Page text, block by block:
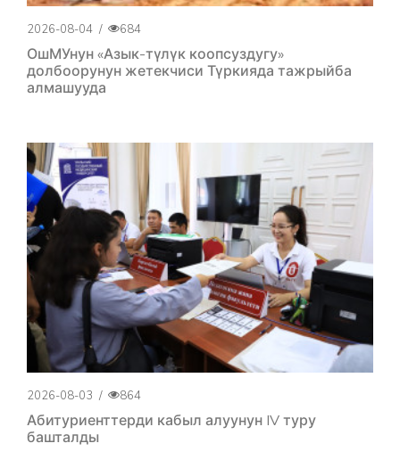
2026-08-04 / 684
ОшМУнун «Азык-түлүк коопсуздугу»
долбоорунун жетекчиси Түркияда тажрыйба
алмашууда
2026-08-03 / 864
Абитуриенттерди кабыл алуунун IV туру
башталды